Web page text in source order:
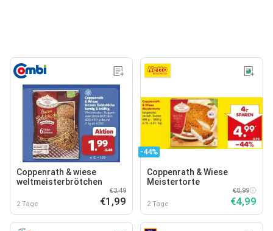
Coppenrath & wiese
weltmeisterbrötchen
2 Tage
€3,49
€1,99
-44%
Coppenrath & Wiese
Meistertorte
2 Tage
€8,99
€4,99